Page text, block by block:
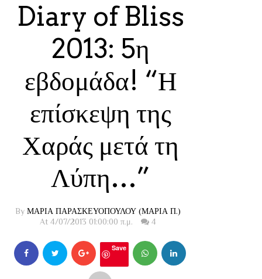
Diary of Bliss
2013: 5η
εβδομάδα! “Η
επίσκεψη της
Χαράς μετά τη
Λύπη…”
By ΜΑΡΙΑ ΠΑΡΑΣΚΕΥΟΠΟΥΛΟΥ (ΜΑΡΙΑ Π.)
At 4/07/2013 01:00:00 π.μ.
4
Save